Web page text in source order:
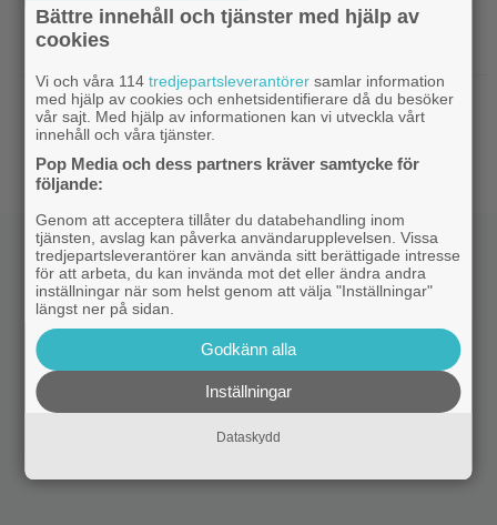
Disney| Disney-chefen försvarar årets
biofloppar: ”Kommer gå bra på streaming”
Disney Plus|Sommaren blev just hetare: 2
avsnitt av ny Ryan Murphy-thriller har anlänt till
Bättre innehåll och tjänster med hjälp av
cookies
Vi och våra 114tredjepartsleverantörer samlar information
med hjälp av cookies och enhetsidentifierare då du besöker
vår sajt. Med hjälp av informationen kan vi utveckla vårt
innehåll och våra tjänster.
Pop Media och dess partners kräver samtycke för
följande:
Genom att acceptera tillåter du databehandling inom
tjänsten, avslag kan påverka användarupplevelsen. Vissa
tredjepartsleverantörer kan använda sitt berättigade intresse
för att arbeta, du kan invända mot det eller ändra andra
inställningar när som helst genom att välja "Inställningar"
längst ner på sidan.
Godkänn alla
Inställningar
Dataskydd